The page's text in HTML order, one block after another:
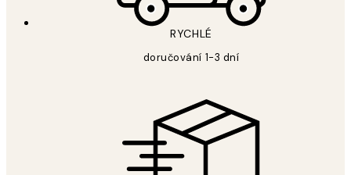
RYCHLÉ
doručování 1-3 dní